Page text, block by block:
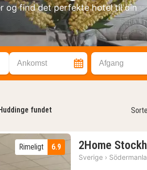
og find det perfekte hotel til din
Ankomst Afgang
fundet
6.9
Rimeligt 2Home
Sverige ›